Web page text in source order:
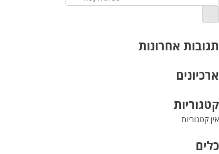
תגובות אחרונות
ארכיונים
קטגוריות
אין קטגוריות
כלים